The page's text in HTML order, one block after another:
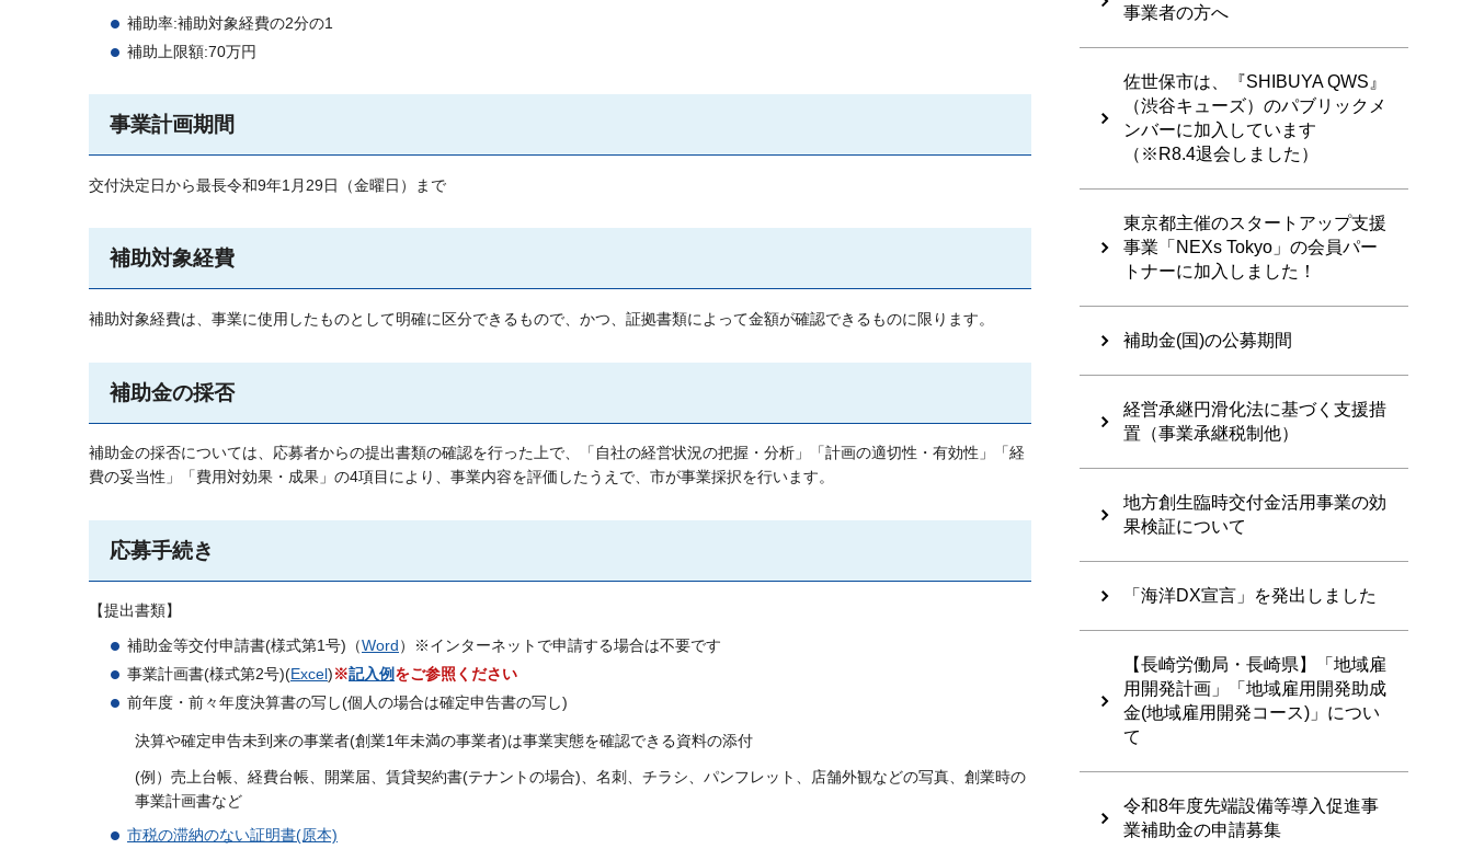
補助率:補助対象経費の2分の1
補助上限額:70万円
事業計画期間
交付決定日から最長令和9年1月29日（金曜日）まで
補助対象経費
補助対象経費は、事業に使用したものとして明確に区分できるもので、かつ、証拠書類によって金額が確認できるものに限ります。
補助金の採否
補助金の採否については、応募者からの提出書類の確認を行った上で、「自社の経営状況の把握・分析」「計画の適切性・有効性」「経
費の妥当性」「費用対効果・成果」の4項目により、事業内容を評価したうえで、市が事業採択を行います。
応募手続き
【提出書類】
補助金等交付申請書(様式第1号)（Word）※インターネットで申請する場合は不要です
事業計画書(様式第2号)(Excel)※記入例をご参照ください
前年度・前々年度決算書の写し(個人の場合は確定申告書の写し)
決算や確定申告未到来の事業者(創業1年未満の事業者)は事業実態を確認できる資料の添付
(例）売上台帳、経費台帳、開業届、賃貸契約書(テナントの場合)、名刺、チラシ、パンフレット、店舗外観などの写真、創業時の
事業計画書など
市税の滞納のない証明書(原本)
事業者の方へ
佐世保市は、『SHIBUYA QWS』
（渋谷キューズ）のパブリックメ
ンバーに加入しています
（※R8.4退会しました）
東京都主催のスタートアップ支援
事業「NEXs Tokyo」の会員パー
トナーに加入しました！
補助金(国)の公募期間
経営承継円滑化法に基づく支援措
置（事業承継税制他）
地方創生臨時交付金活用事業の効
果検証について
「海洋DX宣言」を発出しました
【長崎労働局・長崎県】「地域雇
用開発計画」「地域雇用開発助成
金(地域雇用開発コース)」につい
て
令和8年度先端設備等導入促進事
業補助金の申請募集